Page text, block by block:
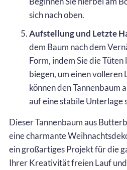
sich nach oben.
Aufstellung und Letzte
dem Baum nach dem
Form, indem Sie die
biegen, um einen volleren
können den Tannenbaum
auf eine stabile Unterlage
Dieser Tannenbaum aus
eine charmante
ein großartiges Projekt für die
Ihrer Kreativität freien Lauf